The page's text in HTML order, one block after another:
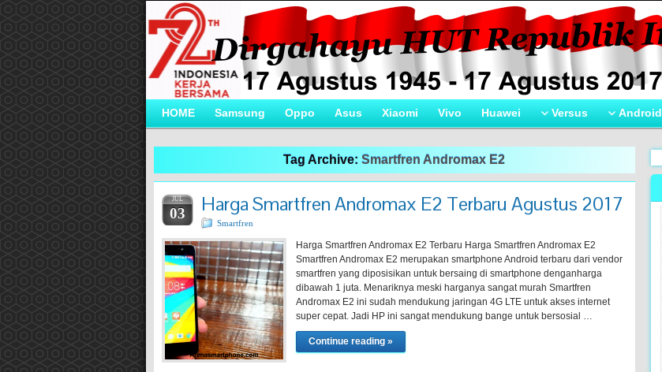
HOME Samsung Oppo Asus Xiaomi Vivo Huawei Versus Android
Tag Archive: Smartfren Andromax E2
JUL
03 Harga Smartfren Andromax E2 Terbaru Agustus 2017
Smartfren
Harga Smartfren Andromax E2 Terbaru Harga Smartfren Andromax E2
Smartfren Andromax E2 merupakan smartphone Android terbaru dari vendor
smartfren yang diposisikan untuk bersaing di smartphone denganharga
dibawah 1 juta. Menariknya meski harganya sangat murah Smartfren
Andromax E2 ini sudah mendukung jaringan 4G LTE untuk akses internet
super cepat. Jadi HP ini sangat mendukung bange untuk bersosial …
Continue reading »